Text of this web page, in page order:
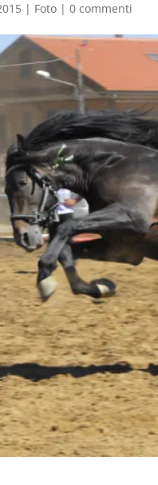
| Foto |0 commenti